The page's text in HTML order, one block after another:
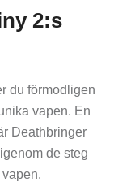
2:s
du förmodligen
vapen. En
Deathbringer
de steg